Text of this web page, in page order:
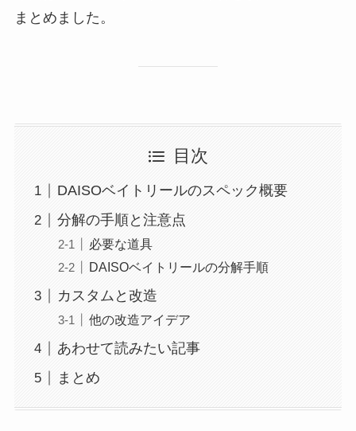
まとめました。
目次
DAISOベイトリールのスペック概要
分解の手順と注意点
必要な道具
DAISOベイトリールの分解手順
カスタムと改造
他の改造アイデア
あわせて読みたい記事
まとめ